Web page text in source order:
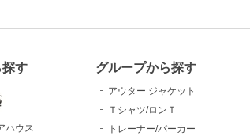
探す
ハウス
グループから探す
アウター ジャケット
Ｔシャツ/ロンＴ
トレーナー/パーカー